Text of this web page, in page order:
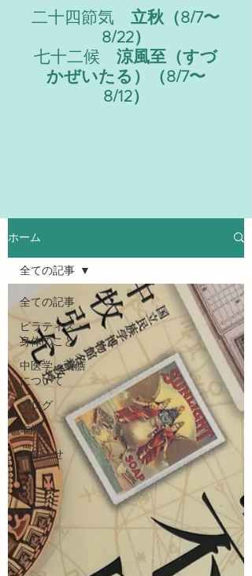
二十四節気 立秋（8/7〜
8/22）
七十二候 涼風至（すづ
かぜいたる）（8/7〜
8/12）
ホーム
全ての記事
ピラティス・
身体のこと
中医学・薬膳
について
ブログ
本棚
お知らせ
全ての記事